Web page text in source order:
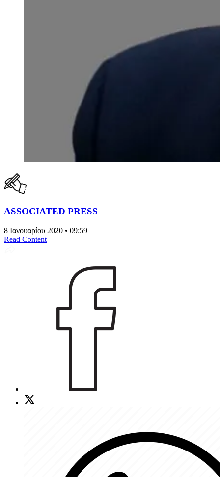
ASSOCIATED PRESS
8 Ιανουαρίου 2020 • 09:59
Read Content